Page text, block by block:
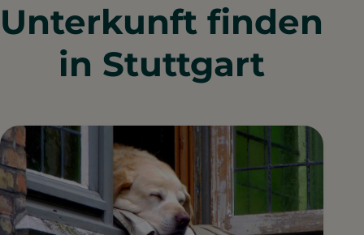
Unterkunft finden
in Stuttgart